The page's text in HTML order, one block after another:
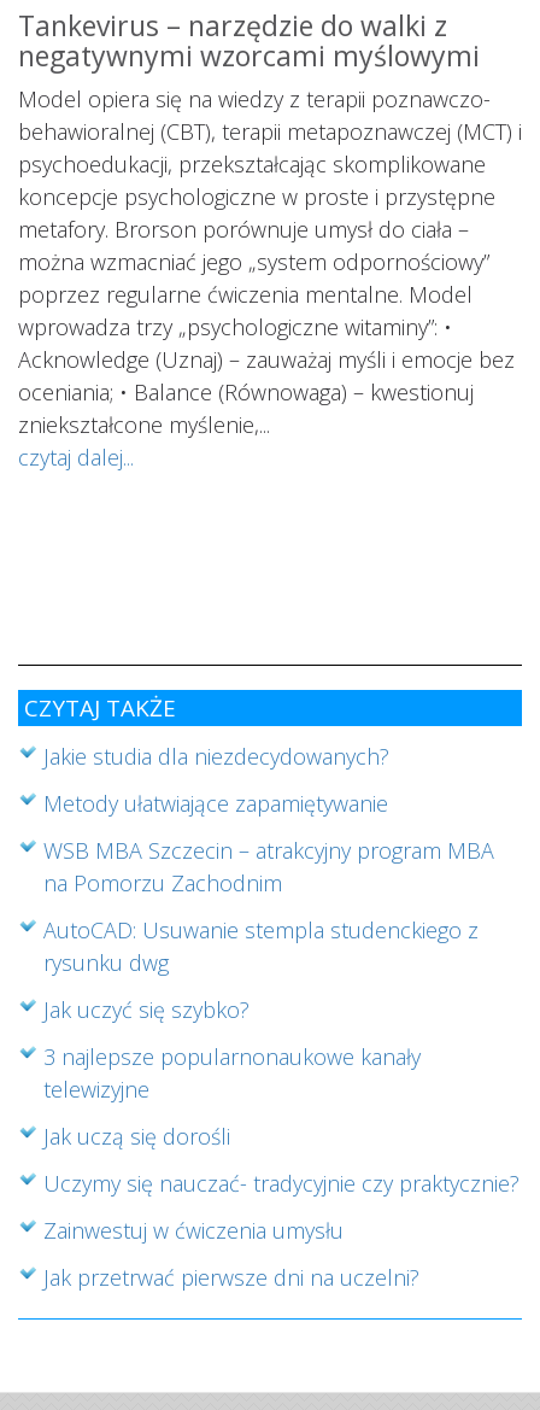
Tankevirus – narzędzie do walki z
negatywnymi wzorcami myślowymi
Model opiera się na wiedzy z terapii poznawczo-
behawioralnej (CBT), terapii metapoznawczej (MCT) i
psychoedukacji, przekształcając skomplikowane
koncepcje psychologiczne w proste i przystępne
metafory. Brorson porównuje umysł do ciała –
można wzmacniać jego „system odpornościowy”
poprzez regularne ćwiczenia mentalne. Model
wprowadza trzy „psychologiczne witaminy”: •
Acknowledge (Uznaj) – zauważaj myśli i emocje bez
oceniania; • Balance (Równowaga) – kwestionuj
zniekształcone myślenie,...
czytaj dalej...
CZYTAJ TAKŻE
Jakie studia dla niezdecydowanych?
Metody ułatwiające zapamiętywanie
WSB MBA Szczecin – atrakcyjny program MBA
na Pomorzu Zachodnim
AutoCAD: Usuwanie stempla studenckiego z
rysunku dwg
Jak uczyć się szybko?
3 najlepsze popularnonaukowe kanały
telewizyjne
Jak uczą się dorośli
Uczymy się nauczać- tradycyjnie czy praktycznie?
Zainwestuj w ćwiczenia umysłu
Jak przetrwać pierwsze dni na uczelni?